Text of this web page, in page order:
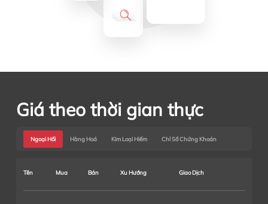
Giá theo thời gian thực
Ngoại Hối Hàng Hoá Kim Loại Hiếm Chỉ Số Chứng Khoán
Tên Mua Bán Xu Hướng Giao Dịch